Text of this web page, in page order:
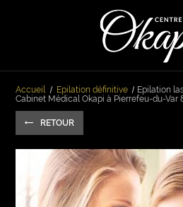
Accueil Epilation définitive
Epilation
Cabinet Médical Okapi à Pierrefeu-du-Var
RETOUR